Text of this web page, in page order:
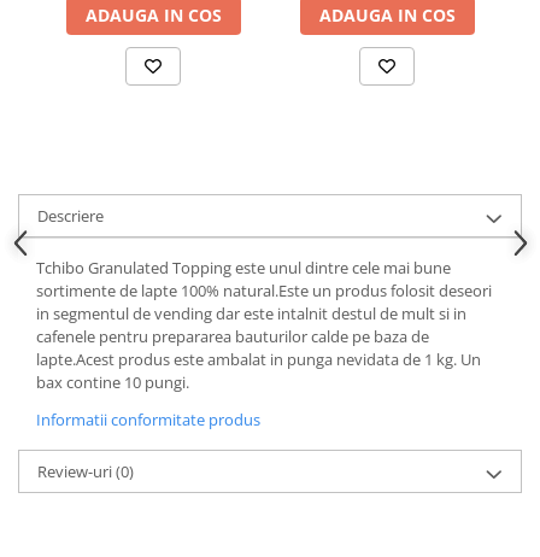
ADAUGA IN COS ADAUGA IN COS
Descriere
Tchibo Granulated Topping este unul dintre cele mai bune
sortimente de lapte 100% natural.Este un produs folosit deseori
in segmentul de vending dar este intalnit destul de mult si in
cafenele pentru prepararea bauturilor calde pe baza de
lapte.Acest produs este ambalat in punga nevidata de 1 kg. Un
bax contine 10 pungi.
Informatii conformitate produs
Review-uri(0)